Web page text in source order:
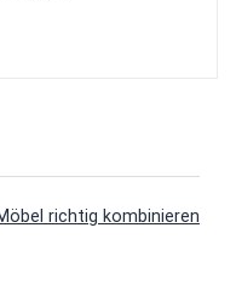
richtig kombinieren